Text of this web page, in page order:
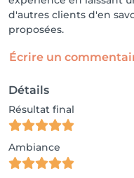
d'autres clients d'en
proposées.
Écrire un
Détails
Résultat final
Ambiance